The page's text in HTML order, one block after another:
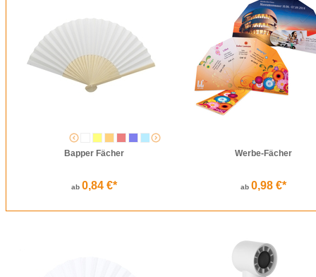
Bapper Fächer
ab 0,84 €*
Werbe-Fächer
ab 0,98 €*